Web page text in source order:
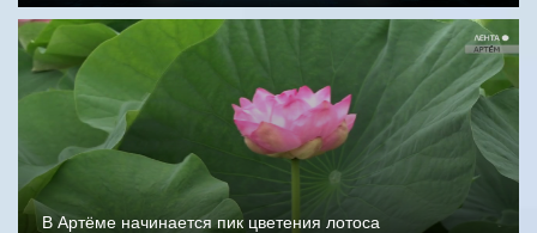
В Артёме начинается пик цветения лотоса